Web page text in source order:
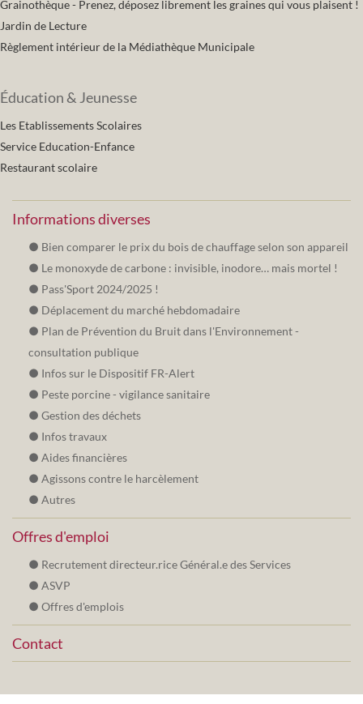
Grainothèque - Prenez, déposez librement les graines qui vous plaisent !
Jardin de Lecture
Règlement intérieur de la Médiathèque Municipale
Éducation & Jeunesse
Les Etablissements Scolaires
Service Education-Enfance
Restaurant scolaire
Informations diverses
Bien comparer le prix du bois de chauffage selon son appareil
Le monoxyde de carbone : invisible, inodore… mais mortel !
Pass'Sport 2024/2025 !
Déplacement du marché hebdomadaire
Plan de Prévention du Bruit dans l'Environnement -
consultation publique
Infos sur le Dispositif FR-Alert
Peste porcine - vigilance sanitaire
Gestion des déchets
Infos travaux
Aides financières
Agissons contre le harcèlement
Autres
Offres d'emploi
Recrutement directeur.rice Général.e des Services
ASVP
Offres d'emplois
Contact